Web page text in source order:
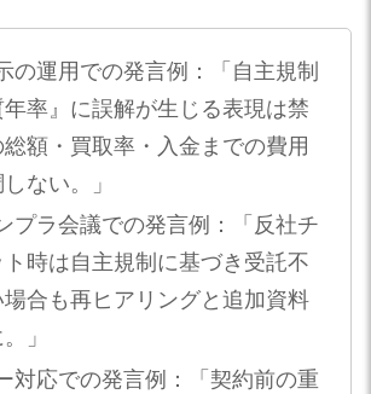
の運用での発言例：「自主規制
率』に誤解が生じる表現は禁
額・買取率・入金までの費用
ない。」
プラ会議での発言例：「反社チ
ト時は自主規制に基づき受託不
合も再ヒアリングと追加資料
」
対応での発言例：「契約前の重